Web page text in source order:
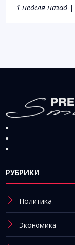
1 неделя назад |
РУБРИКИ
Политика
Экономика